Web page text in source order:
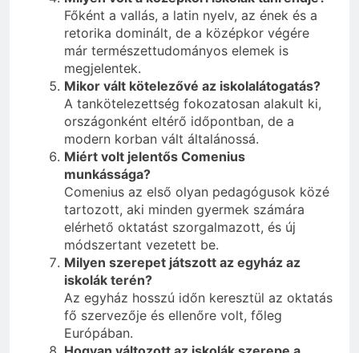
Főként a vallás, a latin nyelv, az ének és a
retorika dominált, de a középkor végére
már természettudományos elemek is
megjelentek.
Mikor vált kötelezővé az iskolalátogatás?
A tankötelezettség fokozatosan alakult ki,
országonként eltérő időpontban, de a
modern korban vált általánossá.
Miért volt jelentős Comenius
munkássága?
Comenius az első olyan pedagógusok közé
tartozott, aki minden gyermek számára
elérhető oktatást szorgalmazott, és új
módszertant vezetett be.
Milyen szerepet játszott az egyház az
iskolák terén?
Az egyház hosszú időn keresztül az oktatás
fő szervezője és ellenőre volt, főleg
Európában.